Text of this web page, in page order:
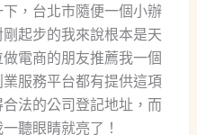
，台北市隨便一個小辦
起步的我來說根本是天
電商的朋友推薦我一個
服務平台都有提供這項
法的公司登記地址，而
聽眼睛就亮了！